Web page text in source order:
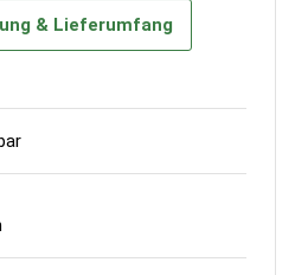
& Lieferumfang